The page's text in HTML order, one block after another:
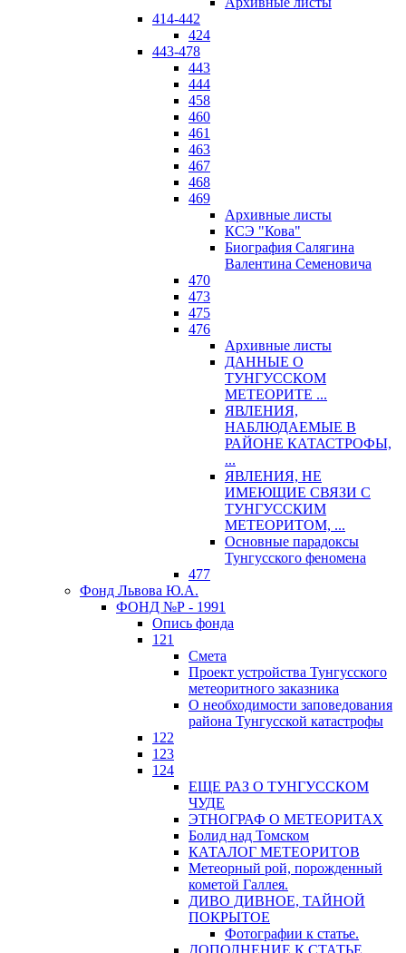
414-442
424
443-478
443
444
458
460
461
463
467
468
469
Архивные листы
КСЭ "Кова"
Биография Салягина
Валентина Семеновича
470
473
475
476
Архивные листы
ДАННЫЕ О
ТУНГУССКОМ
МЕТЕОРИТЕ ...
ЯВЛЕНИЯ,
НАБЛЮДАЕМЫЕ В
РАЙОНЕ КАТАСТРОФЫ,
...
ЯВЛЕНИЯ, НЕ
ИМЕЮЩИЕ СВЯЗИ С
ТУНГУССКИМ
МЕТЕОРИТОМ, ...
Основные парадоксы
Тунгусского феномена
477
Фонд Львова Ю.А.
ФОНД №Р - 1991
Опись фонда
121
Смета
Проект устройства Тунгусского
метеоритного заказника
О необходимости заповедования
района Тунгусской катастрофы
122
123
124
ЕЩЕ РАЗ О ТУНГУССКОМ
ЧУДЕ
ЭТНОГРАФ О МЕТЕОРИТАХ
Болид над Томском
КАТАЛОГ МЕТЕОРИТОВ
Метеорный рой, порожденный
кометой Галлея.
ДИВО ДИВНОЕ, ТАЙНОЙ
ПОКРЫТОЕ
Фотографии к статье.
ДОПОЛНЕНИЕ К СТАТЬЕ